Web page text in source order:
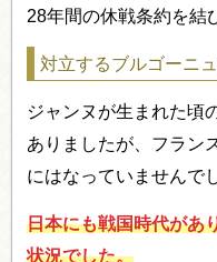
28年間の休戦条約を結
対立するブルゴーニ
ジャンヌが生まれた頃
ありましたが、フラン
にはなっていませんで
日本にも戦国時代があ
状況でした。